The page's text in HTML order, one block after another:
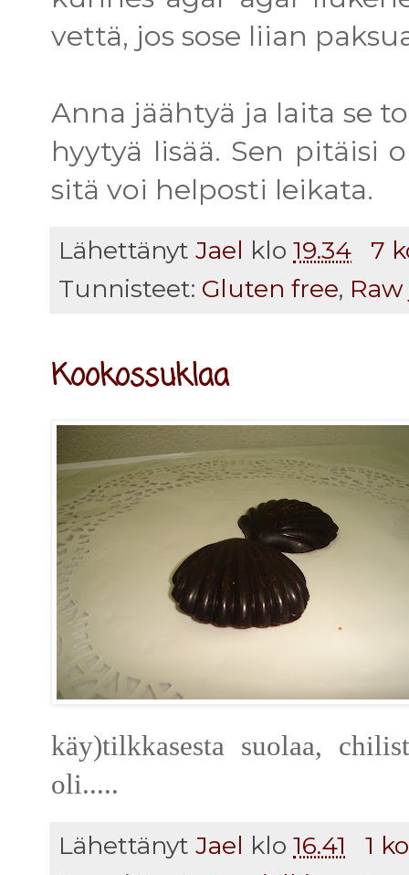
vettä, jos sose liian
Anna jäähtyä ja laita se
hyytyä lisää. Sen pitäisi
sitä voi helposti leikata.
Lähettänyt Jael klo 19.34
7
Tunnisteet: Gluten free,
Kookossuklaa
käy)tilkkasesta suolaa,
oli.....
Lähettänyt Jael klo 16.41
1